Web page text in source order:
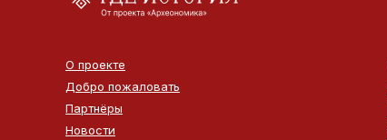
О проекте
Добро пожаловать
Партнёры
Новости